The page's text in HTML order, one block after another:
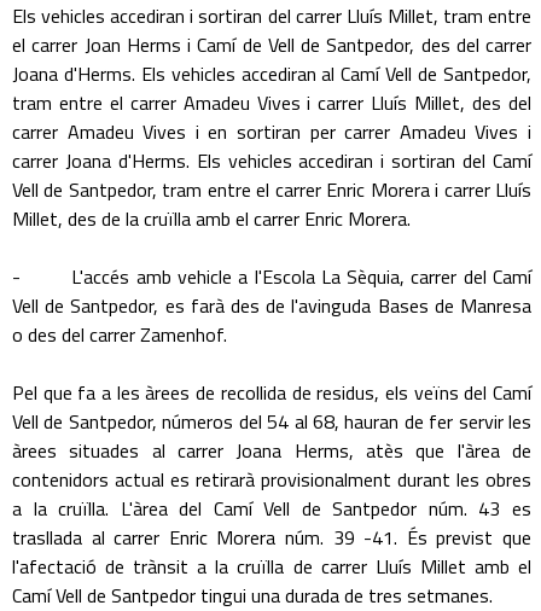
Els vehicles accediran i sortiran del carrer Lluís Millet, tram entre
el carrer Joan Herms i Camí de Vell de Santpedor, des del carrer
Joana d'Herms. Els vehicles accediran al Camí Vell de Santpedor,
tram entre el carrer Amadeu Vives i carrer Lluís Millet, des del
carrer Amadeu Vives i en sortiran per carrer Amadeu Vives i
carrer Joana d'Herms. Els vehicles accediran i sortiran del Camí
Vell de Santpedor, tram entre el carrer Enric Morera i carrer Lluís
Millet, des de la cruïlla amb el carrer Enric Morera.
- L'accés amb vehicle a l'Escola La Sèquia, carrer del Camí
Vell de Santpedor, es farà des de l'avinguda Bases de Manresa
o des del carrer Zamenhof.
Pel que fa a les àrees de recollida de residus, els veïns del Camí
Vell de Santpedor, números del 54 al 68, hauran de fer servir les
àrees situades al carrer Joana Herms, atès que l'àrea de
contenidors actual es retirarà provisionalment durant les obres
a la cruïlla. L'àrea del Camí Vell de Santpedor núm. 43 es
trasllada al carrer Enric Morera núm. 39 -41. És previst que
l'afectació de trànsit a la cruïlla de carrer Lluís Millet amb el
Camí Vell de Santpedor tingui una durada de tres setmanes.